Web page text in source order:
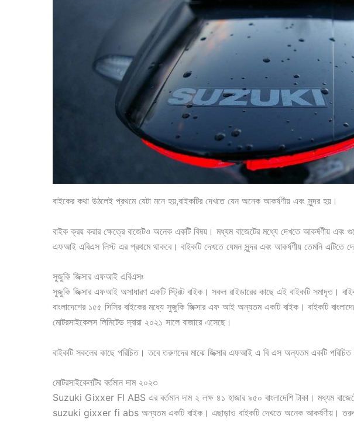
বাইকের কথা উঠলেই প্রথমে যেটা মনে হয়,বাইকটির দেখতে যেন অনেক আকর্ষণীয় এবং সুন্দর হয়।
বাইক ক্রয় করার ক্ষেত্রে বাজেটও অনেক একটি বিষয়। মধ্যম বাজেটের মধ্যে দেখতে আকর্ষণীয় এবং
এফআই এবিএস লিস্ট এর প্রথমে থাকবে। বাইকটি দেখতে যেমন সুন্দর এবং আকর্ষণীয় তেমনি এটিতে
সুজুকি জিক্সার এফআই এবিএসঃ
সুজুকি জিক্সার এফআই অসাধারণ একটি স্ট্রিট বাইক। সকল রাইডারের কাছে এই বাইকটি সমাদৃত।
বাংলাদেশের ১৫৫ সিসির বাইকের মধ্যে সুজুকি জিক্সার এফ আই অন্যতম একটি বাইক। বাইকটি
মোটরসাইকেলস লিমিটেড দ্বারা ২০২১ সালে বাজারে এসেছে।
বাইকটি সকলের কাছে পরিচিত। তবে তরুণদের মাঝে জিক্সার এফআই এ বি এস অন্যতম একটি পরিচিত
মোটরসাইকেলটির বর্তমান দাম ২০২৩
Suzuki Gixxer FI ABS এর বর্তমান দাম ২ লক্ষ ৪১ হাজার ৯৫০ বাংলাদেশি টাকা। মধ্যম
suzuki gixxer fi abs অন্যতম একটি বাইক। এছাড়াও বাইকটি দেখতে অনেক আকর্ষণীয়।